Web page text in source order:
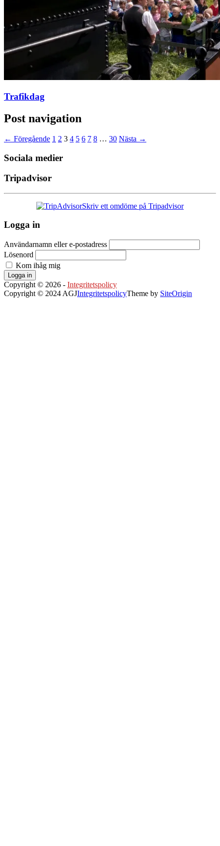
Trafikdag
Post navigation
← Föregående 1 2 3 4 5 6 7 8 … 30 Nästa →
Sociala medier
Tripadvisor
Skriv ett omdöme på Tripadvisor
Logga in
Användarnamn eller e-postadress
Lösenord
Kom ihåg mig
Logga in
Copyright © 2026 - Integritetspolicy
Copyright © 2024 AGJIntegritetspolicyTheme by SiteOrigin